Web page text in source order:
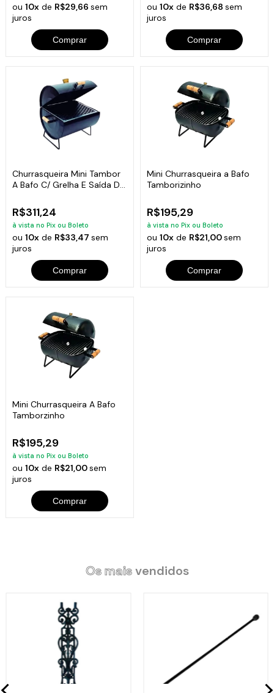
ou10x de R$29,66sem
juros
Comprar
ou 10xde R$36,68 sem
juros
Comprar
Churrasqueira Mini Tambor
A Bafo C/ Grelha E Saída De
R$311,24
à vista no Pix ou Boleto
ou10x de R$33,47sem
juros
Comprar
Mini Churrasqueira a Bafo
Tamborizinho
R$195,29
à vista no Pix ou Boleto
ou 10xde R$21,00sem
juros
Comprar
Mini Churrasqueira A Bafo
Tamborzinho
R$195,29
à vista no Pix ou Boleto
ou10x de R$21,00sem
juros
Comprar
Os maisvendidos